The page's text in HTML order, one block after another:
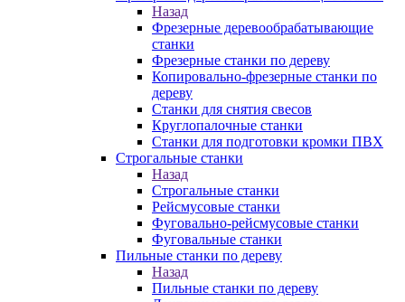
Назад
Фрезерные деревообрабатывающие
станки
Фрезерные станки по дереву
Копировально-фрезерные станки по
дереву
Станки для снятия свесов
Круглопалочные станки
Станки для подготовки кромки ПВХ
Строгальные станки
Назад
Строгальные станки
Рейсмусовые станки
Фуговально-рейсмусовые станки
Фуговальные станки
Пильные станки по дереву
Назад
Пильные станки по дереву